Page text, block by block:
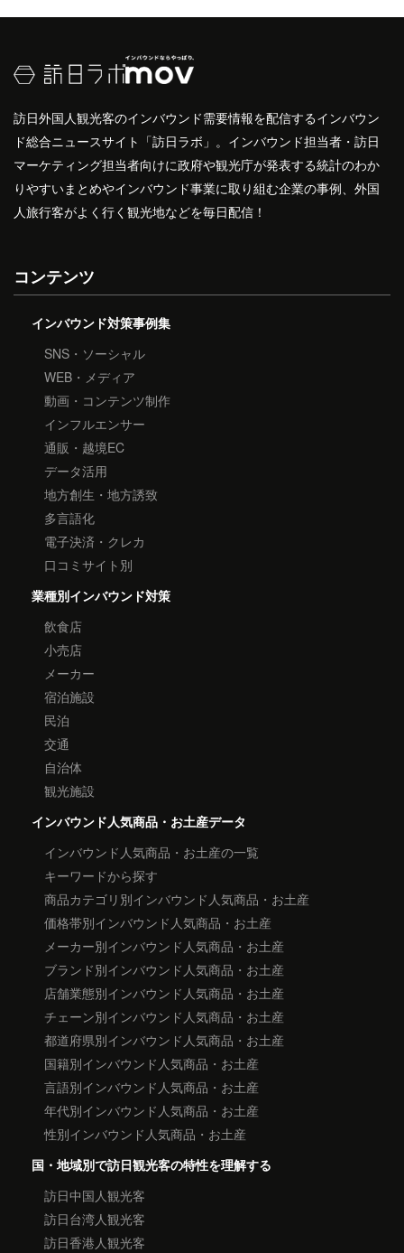
訪日外国人観光客のインバウンド需要情報を配信するインバウン
ド総合ニュースサイト「訪日ラボ」。インバウンド担当者・訪日
マーケティング担当者向けに政府や観光庁が発表する統計のわか
りやすいまとめやインバウンド事業に取り組む企業の事例、外国
人旅行客がよく行く観光地などを毎日配信！
コンテンツ
インバウンド対策事例集
SNS・ソーシャル
WEB・メディア
動画・コンテンツ制作
インフルエンサー
通販・越境EC
データ活用
地方創生・地方誘致
多言語化
電子決済・クレカ
口コミサイト別
業種別インバウンド対策
飲食店
小売店
メーカー
宿泊施設
民泊
交通
自治体
観光施設
インバウンド人気商品・お土産データ
インバウンド人気商品・お土産の一覧
キーワードから探す
商品カテゴリ別インバウンド人気商品・お土産
価格帯別インバウンド人気商品・お土産
メーカー別インバウンド人気商品・お土産
ブランド別インバウンド人気商品・お土産
店舗業態別インバウンド人気商品・お土産
チェーン別インバウンド人気商品・お土産
都道府県別インバウンド人気商品・お土産
国籍別インバウンド人気商品・お土産
言語別インバウンド人気商品・お土産
年代別インバウンド人気商品・お土産
性別インバウンド人気商品・お土産
国・地域別で訪日観光客の特性を理解する
訪日中国人観光客
訪日台湾人観光客
訪日香港人観光客